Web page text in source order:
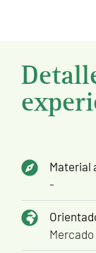
Material
-